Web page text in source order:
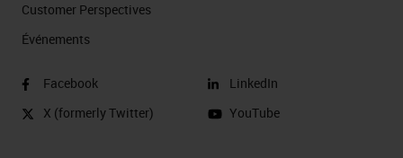
Customer Perspectives​
Événements
Facebook
X (formerly Twitter)
LinkedIn
YouTube